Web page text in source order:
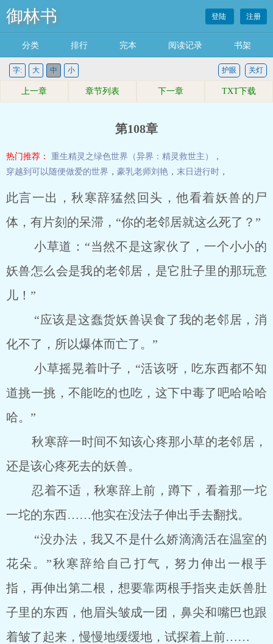
御林书 登陆 注册
分类 排行 完本 阅读记录 书架
字: 大 中 小 关灯
护眼
上一章 章节列表 下一章 TXT下载
第108章
热门推荐： 重生精灵之绿色世界（异界：精灵救世主）
，
穿越到可以随便做爱的世界 ， 豪乳老师刘艳 ， 末日进行时 ，
此言一出，秋寒辞猛然回头，他看着妖兽的尸
体，有片刻的呆滞，“你的老邻居就这么死了？”
小草道：“当然不是这家伙了，一个小小的
妖兽怎么会是我的老邻居，是它肚子里的那玩意
儿！”
“应该是这蠢货妖兽误食了我的老邻居，消
化不了，所以爆体而亡了。”
小草摇晃着叶子，“活该呀，吃东西都不知
道挑一挑，不能吃的也吃，这下中毒了吧哈哈哈
哈。”
秋寒辞一时间不知该心疼那小草的老邻居，
还是该心疼死去的妖兽。
忍着不适，秋寒辞上前，蹲下，看着那一坨
一坨的东西……他实在没法子伸出手去翻找。
“没办法，我又不是什么娇滴滴活在温室的
花朵。”秋寒辞给自己打气，努力伸出一根手
指，再伸出第二根，想要靠两根手指夹走妖兽肚
子里的东西，他眉头皱成一团，鼻尖和嘴巴也跟
着皱了起来，慢慢地缓缓地，试探着上前……